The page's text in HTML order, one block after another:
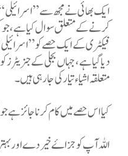
ایک بھائی نے مجھ سے
کرنے کے متعلق سوال کیا ہے، جو
فیکٹری کے ایک حصے کو
دیا گیا ہے، جہاں بجلی کے جنریٹرز
متعلقہ اشیاء تیار کی جا رہی ہیں۔
کیا اس حصے میں کام کرنا جائز ہے
اللہ آپ کو جزاۓ خیر دے اور